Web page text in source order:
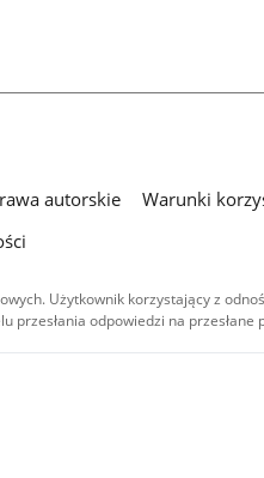
autorskie Warunki
Użytkownik korzystający z
odpowiedzi na
są
- na tych samych
materiały audio i wideo,
użycie niekomercyjne -
inaczej.